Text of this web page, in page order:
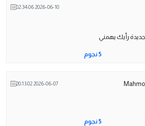
2026-06-10 02:34:06
رأيك يهمني
5 نجوم
2026-06-07 20:13:02
5 نجوم